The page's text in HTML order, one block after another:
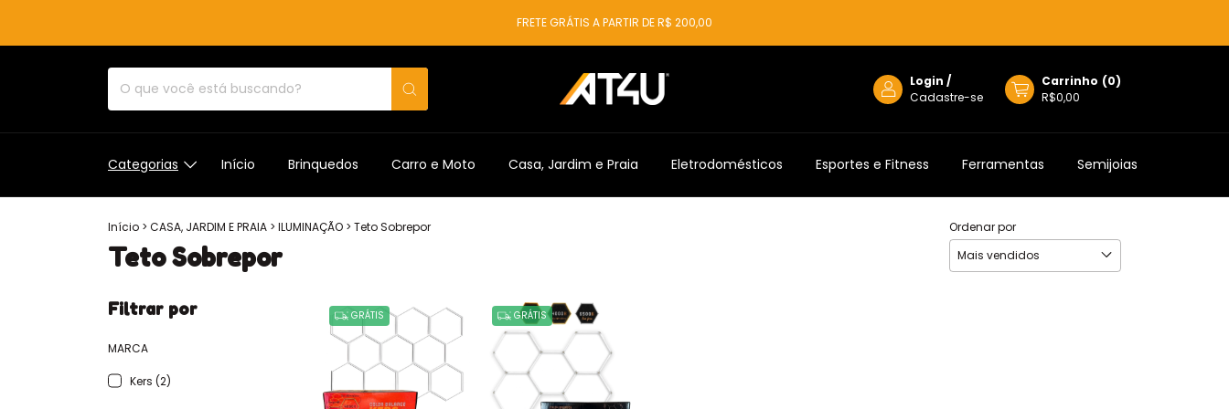
FRETE GRÁTIS A PARTIR DE R$ 200,00
Login /
Cadastre-se
Carrinho (0)
R$0,00
Categorias Início Brinquedos Carro e Moto Casa, Jardim e Praia Eletrodomésticos Esportes e Fitness Ferramentas Semijoias
Início > CASA, JARDIM E PRAIA > ILUMINAÇÃO > Teto Sobrepor
Teto Sobrepor
Ordenar por
Filtrar por
MARCA
Kers (2)
GRÁTIS GRÁTIS